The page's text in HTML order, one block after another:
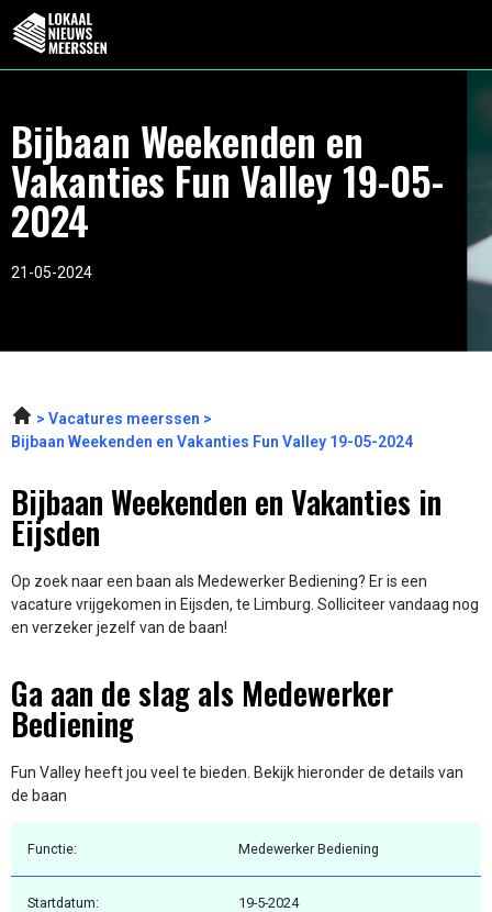
Bijbaan Weekenden en
Vakanties Fun Valley 19-05-
2024
21-05-2024
Vacatures meerssen
Bijbaan Weekenden en Vakanties Fun Valley 19-05-2024
Bijbaan Weekenden en Vakanties in
Eijsden
Op zoek naar een baan als Medewerker Bediening? Er is een
vacature vrijgekomen in Eijsden, te Limburg. Solliciteer vandaag nog
en verzeker jezelf van de baan!
Ga aan de slag als Medewerker
Bediening
Fun Valley heeft jou veel te bieden. Bekijk hieronder de details van
de baan
Functie: Medewerker Bediening
Startdatum: 19-5-2024